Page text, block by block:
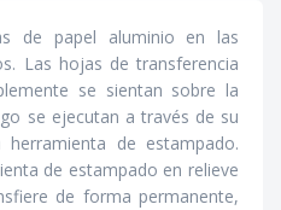
de papel aluminio en las
Las hojas de transferencia
se sientan sobre la
se ejecutan a través de su
herramienta de estampado.
de estampado en relieve
de forma permanente,